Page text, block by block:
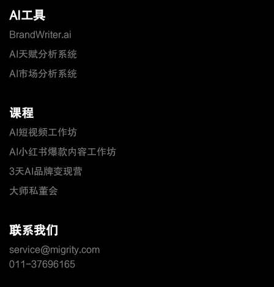
AI工具
BrandWriter.ai
AI天赋分析系统
AI市场分析系统
课程
AI短视频工作坊
AI小红书爆款内容工作坊
3天AI品牌变现营
大师私董会
联系我们
service@migrity.com
011-37696165